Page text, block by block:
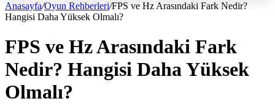
Anasayfa/Oyun Rehberleri/FPS ve Hz Arasındaki Fark Nedir?
Hangisi Daha Yüksek Olmalı?
FPS ve Hz Arasındaki Fark
Nedir? Hangisi Daha Yüksek
Olmalı?